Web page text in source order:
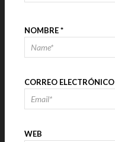
NOMBRE*
CORREO ELECTRÓNICO
WEB